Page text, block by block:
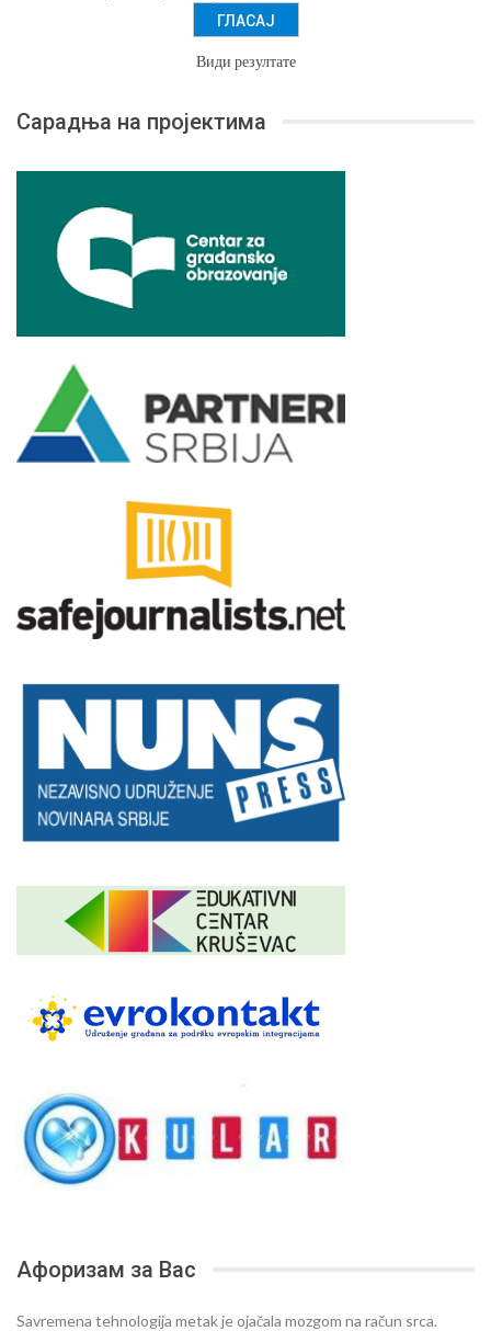
Види резултате
Сарадња на пројектима
Афоризам за Вас
Savremena tehnologija metak je ojačala mozgom na račun srca.